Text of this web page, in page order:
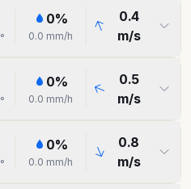
°
0%
0.0 mm/h
0.4
m/s
°
0%
0.0 mm/h
0.5
m/s
°
0%
0.0 mm/h
0.8
m/s